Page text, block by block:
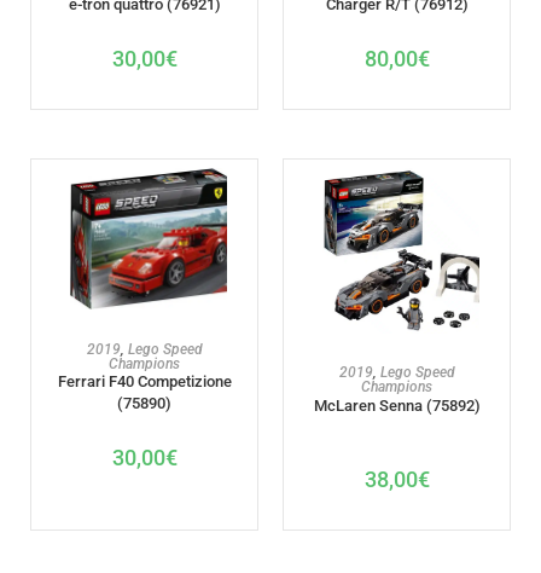
e-tron quattro (76921)
30,00€
Charger R/T (76912)
80,00€
AJOUTER AU PANIER
2019, Lego Speed
Champions
Ferrari F40 Competizione
(75890)
30,00€
AJOUTER AU PANIER
2019, Lego Speed
Champions
McLaren Senna (75892)
38,00€